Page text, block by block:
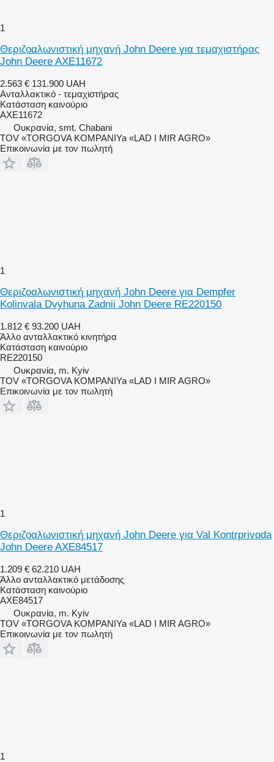
1
Θεριζοαλωνιστική μηχανή John Deere για τεμαχιστήρας
John Deere AXE11672
2.563 € 131.900 UAH
Ανταλλακτικό - τεμαχιστήρας
Κατάσταση καινούριο
AXE11672
Ουκρανία, smt. Chabani
TOV «TORGOVA KOMPANIYa «LAD I MIR AGRO»
Επικοινωνία με τον πωλητή
1
Θεριζοαλωνιστική μηχανή John Deere για Dempfer
Kolinvala Dvyhuna Zadnii John Deere RE220150
1.812 € 93.200 UAH
Άλλο ανταλλακτικό κινητήρα
Κατάσταση καινούριο
RE220150
Ουκρανία, m. Kyiv
TOV «TORGOVA KOMPANIYa «LAD I MIR AGRO»
Επικοινωνία με τον πωλητή
1
Θεριζοαλωνιστική μηχανή John Deere για Val Kontrprivoda
John Deere AXE84517
1.209 € 62.210 UAH
Άλλο ανταλλακτικό μετάδοσης
Κατάσταση καινούριο
AXE84517
Ουκρανία, m. Kyiv
TOV «TORGOVA KOMPANIYa «LAD I MIR AGRO»
Επικοινωνία με τον πωλητή
1